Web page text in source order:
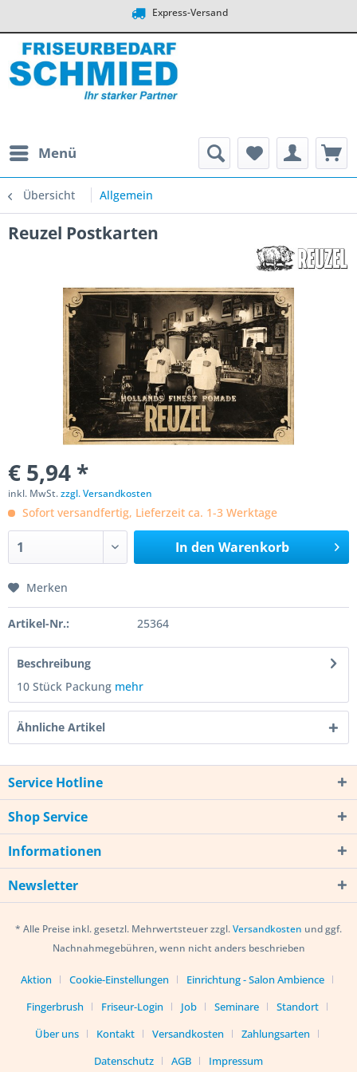
Express-Versand
Menü
Übersicht Allgemein
Reuzel Postkarten
€ 5,94 *
inkl. MwSt.zzgl. Versandkosten
Sofort versandfertig, Lieferzeit ca. 1-3 Werktage
In den Warenkorb
Merken
Artikel-Nr.: 25364
Beschreibung
10 Stück Packung mehr
Ähnliche Artikel
Service Hotline
Shop Service
Informationen
Newsletter
* Alle Preise inkl. gesetzl. Mehrwertsteuer zzgl.Versandkosten und ggf.
Nachnahmegebühren, wenn nicht anders beschrieben
Aktion Cookie-Einstellungen
Einrichtung - Salon Ambience
Fingerbrush
Friseur-Login Job Seminare
Standort
Über uns
Kontakt Versandkosten
Zahlungsarten
Datenschutz
AGB Impressum